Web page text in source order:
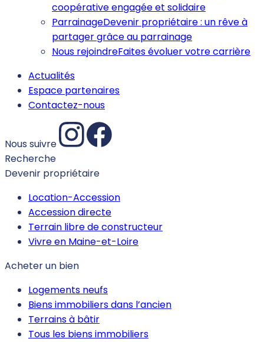
coopérative engagée et solidaire
ParrainageDevenir propriétaire : un rêve à
partager grâce au parrainage
Nous rejoindreFaites évoluer votre carrière
Actualités
Espace partenaires
Contactez-nous
Nous suivre
Recherche
Devenir propriétaire
Location-Accession
Accession directe
Terrain libre de constructeur
Vivre en Maine-et-Loire
Acheter un bien
Logements neufs
Biens immobiliers dans l’ancien
Terrains à bâtir
Tous les biens immobiliers